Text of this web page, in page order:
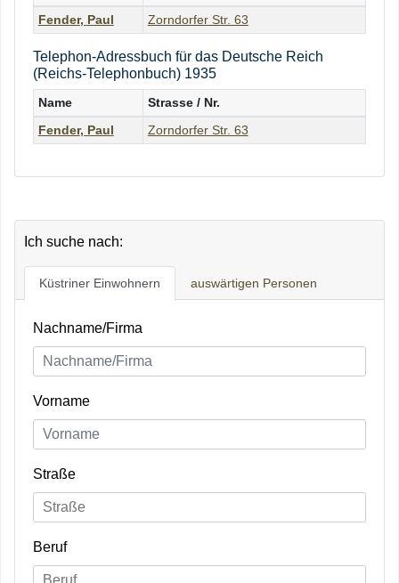
Fender, Paul Zorndorfer Str. 63
Telephon-Adressbuch für das Deutsche Reich
(Reichs-Telephonbuch) 1935
Name
Strasse / Nr.
Fender, Paul Zorndorfer Str. 63
Ich suche nach:
Küstriner Einwohnern auswärtigen Personen
Nachname/Firma
Vorname
Straße
Beruf